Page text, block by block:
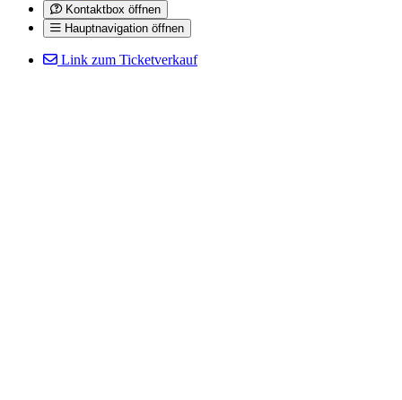
Kontaktbox öffnen
Hauptnavigation öffnen
Link zum Ticketverkauf